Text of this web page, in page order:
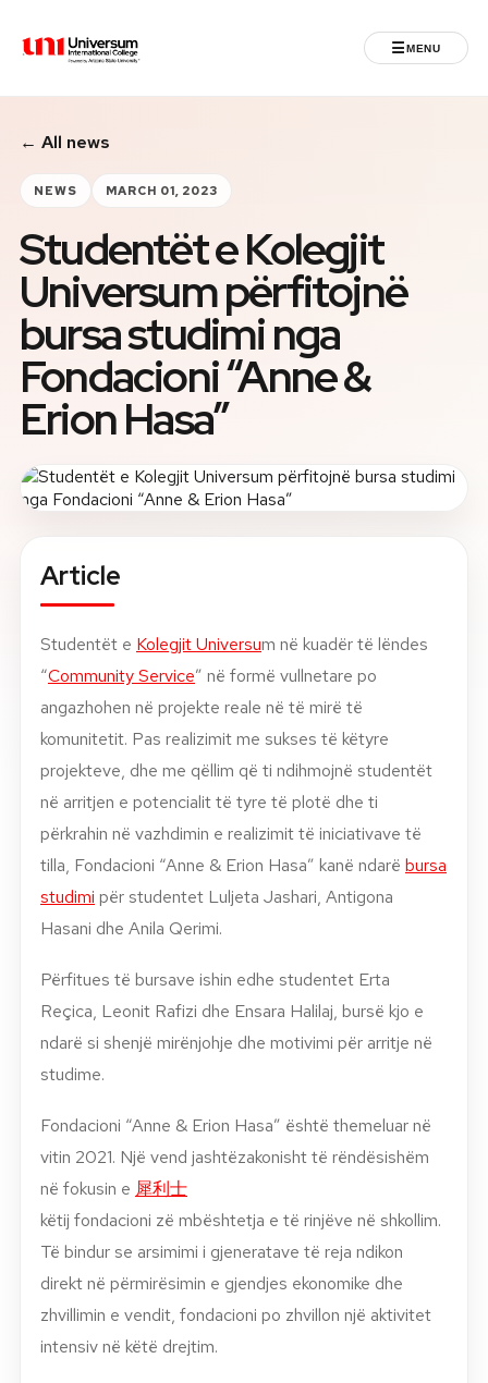
Universum University ☰MENU
MENU
Home
Admissions
Programs
Student Life
International
Powered by ASU
News
Contact
LANGUAGE
EN
AL Apply Now Request Info
UMS Staff
UMS Students
LMS Canvas
← All news
NEWS MARCH 01, 2023
Studentët e Kolegjit
Universum përfitojnë
bursa studimi nga
Fondacioni “Anne &
Erion Hasa”
Article
Studentët e Kolegjit Universum në kuadër të lëndes
“Community Service” në formë vullnetare po
angazhohen në projekte reale në të mirë të
komunitetit. Pas realizimit me sukses të këtyre
projekteve, dhe me qëllim që ti ndihmojnë studentët
në arritjen e potencialit të tyre të plotë dhe ti
përkrahin në vazhdimin e realizimit të iniciativave të
tilla, Fondacioni “Anne & Erion Hasa” kanë ndarë bursa
studimi për studentet Luljeta Jashari, Antigona
Hasani dhe Anila Qerimi.
Përfitues të bursave ishin edhe studentet Erta
Reçica, Leonit Rafizi dhe Ensara Halilaj, bursë kjo e
ndarë si shenjë mirënjohje dhe motivimi për arritje në
studime.
Fondacioni “Anne & Erion Hasa” është themeluar në
vitin 2021. Një vend jashtëzakonisht të rëndësishëm
në fokusin e 犀利士
këtij fondacioni zë mbështetja e të rinjëve në shkollim.
Të bindur se arsimimi i gjeneratave të reja ndikon
direkt në përmirësimin e gjendjes ekonomike dhe
zhvillimin e vendit, fondacioni po zhvillon një aktivitet
intensiv në këtë drejtim.